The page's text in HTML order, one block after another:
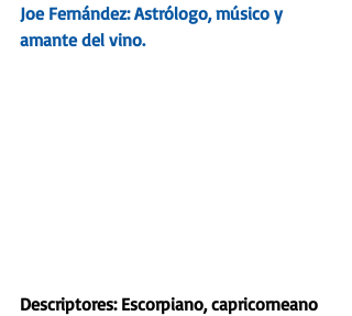
Joe Fernández: Astrólogo, músico y
amante del vino.
Descriptores: Escorpiano, capricorneano